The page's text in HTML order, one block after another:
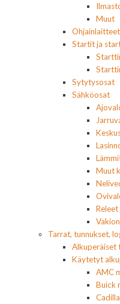
Muut
Ohjainlaitteet
Startit ja
Sytytysosat
Sähköosat
Muut
Tarrat, tunnukset,
Alkuperäiset
Käytetyt
AMC
Buick